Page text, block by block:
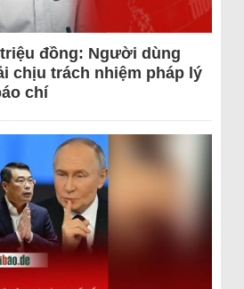
đồng: Người dùng
chịu trách nhiệm pháp lý
chí